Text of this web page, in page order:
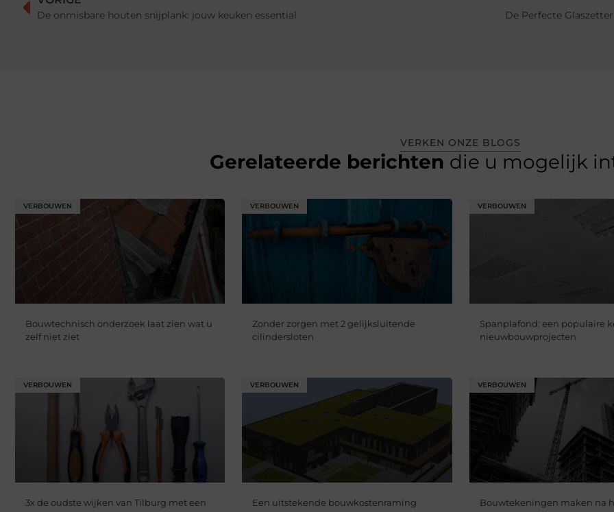
De onmisbare houten snijplank: jouw keuken essential De Perfecte
VERKEN ONZE BLOGS
Gerelateerde berichten die u mogelijk
VERBOUWEN
Bouwtechnisch onderzoek laat zien wat u
zelf niet ziet
VERBOUWEN
Zonder zorgen met 2 gelijksluitende
cilindersloten
VERBOUWEN
Spanplafond: een populaire
nieuwbouwprojecten
VERBOUWEN
3x de oudste wijken van Tilburg met een
VERBOUWEN
Een uitstekende bouwkostenraming
VERBOUWEN
Bouwtekeningen maken na